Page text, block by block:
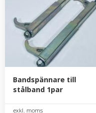
Bandspännare till
stålband 1par